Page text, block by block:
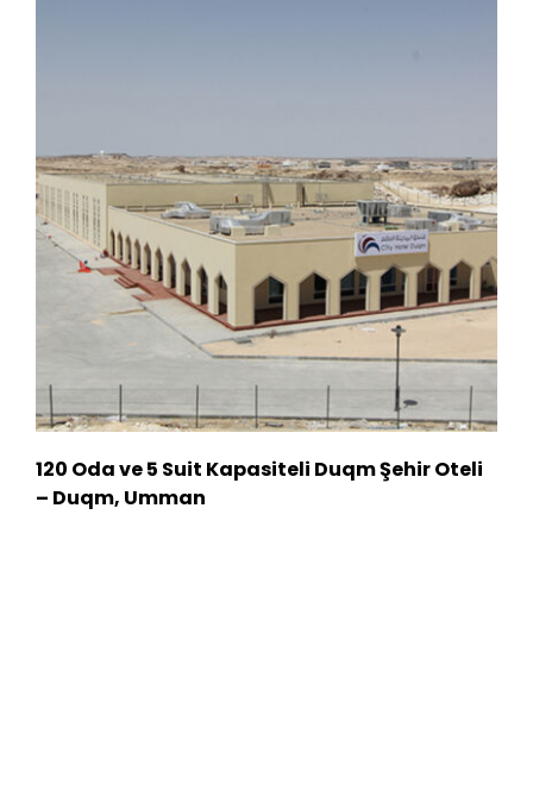
120 Oda ve 5 Suit Kapasiteli Duqm Şehir Oteli
– Duqm, Umman